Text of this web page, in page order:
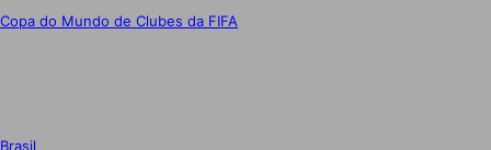
Copa do Mundo de Clubes da FIFA
Brasil